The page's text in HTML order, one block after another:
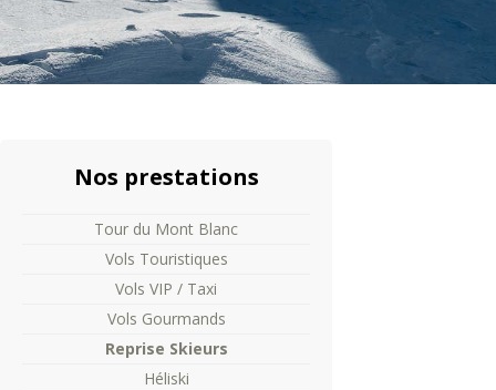
Nos prestations
Tour du Mont Blanc
Vols Touristiques
Vols VIP / Taxi
Vols Gourmands
Reprise Skieurs
Héliski